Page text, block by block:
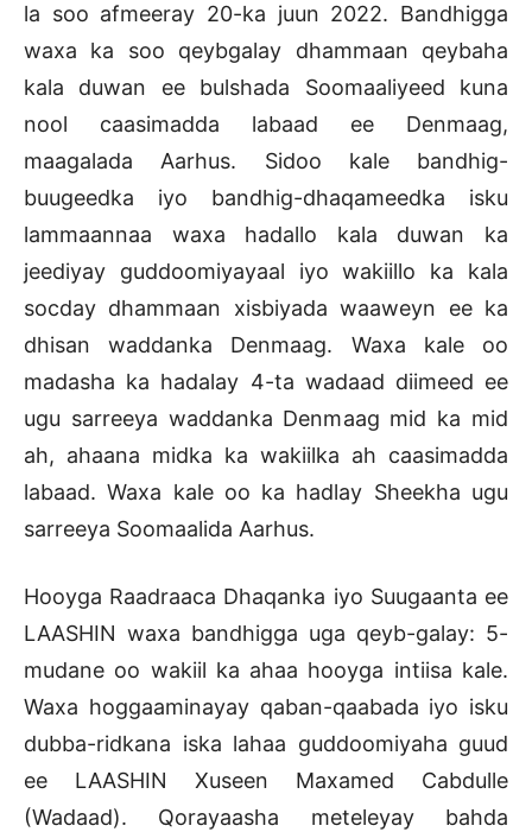
la soo afmeeray 20-ka juun 2022. Bandhigga
waxa ka soo qeybgalay dhammaan qeybaha
kala duwan ee bulshada Soomaaliyeed kuna
nool caasimadda labaad ee Denmaag,
maagalada Aarhus. Sidoo kale bandhig-
buugeedka iyo bandhig-dhaqameedka isku
lammaannaa waxa hadallo kala duwan ka
jeediyay guddoomiyayaal iyo wakiillo ka kala
socday dhammaan xisbiyada waaweyn ee ka
dhisan waddanka Denmaag. Waxa kale oo
madasha ka hadalay 4-ta wadaad diimeed ee
ugu sarreeya waddanka Denmaag mid ka mid
ah, ahaana midka ka wakiilka ah caasimadda
labaad. Waxa kale oo ka hadlay Sheekha ugu
sarreeya Soomaalida Aarhus.
Hooyga Raadraaca Dhaqanka iyo Suugaanta ee
LAASHIN waxa bandhigga uga qeyb-galay: 5-
mudane oo wakiil ka ahaa hooyga intiisa kale.
Waxa hoggaaminayay qaban-qaabada iyo isku
dubba-ridkana iska lahaa guddoomiyaha guud
ee LAASHIN Xuseen Maxamed Cabdulle
(Wadaad). Qorayaasha meteleyay bahda